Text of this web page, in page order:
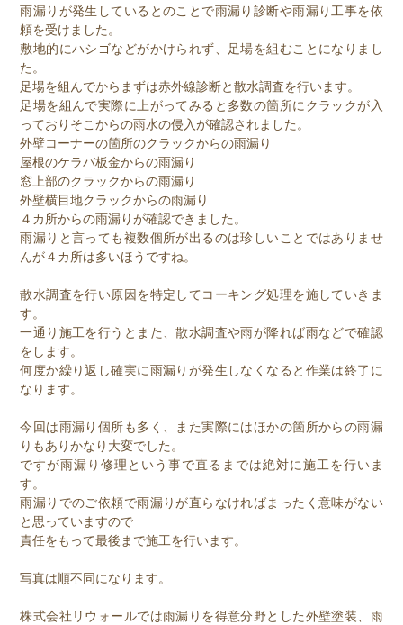
雨漏りが発生しているとのことで雨漏り診断や雨漏り工事を依
頼を受けました。
敷地的にハシゴなどがかけられず、足場を組むことになりまし
た。
足場を組んでからまずは赤外線診断と散水調査を行います。
足場を組んで実際に上がってみると多数の箇所にクラックが入
っておりそこからの雨水の侵入が確認されました。
外壁コーナーの箇所のクラックからの雨漏り
屋根のケラバ板金からの雨漏り
窓上部のクラックからの雨漏り
外壁横目地クラックからの雨漏り
４カ所からの雨漏りが確認できました。
雨漏りと言っても複数個所が出るのは珍しいことではありませ
んが４カ所は多いほうですね。
散水調査を行い原因を特定してコーキング処理を施していきま
す。
一通り施工を行うとまた、散水調査や雨が降れば雨などで確認
をします。
何度か繰り返し確実に雨漏りが発生しなくなると作業は終了に
なります。
今回は雨漏り個所も多く、また実際にはほかの箇所からの雨漏
りもありかなり大変でした。
ですが雨漏り修理という事で直るまでは絶対に施工を行いま
す。
雨漏りでのご依頼で雨漏りが直らなければまったく意味がない
と思っていますので
責任をもって最後まで施工を行います。
写真は順不同になります。
株式会社リウォールでは雨漏りを得意分野とした外壁塗装、雨